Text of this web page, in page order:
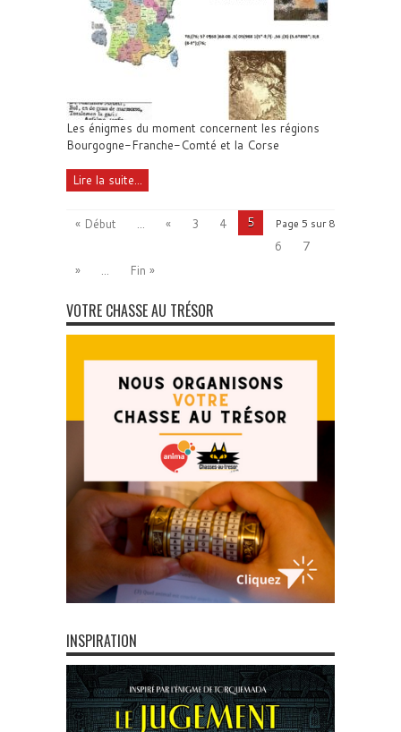
Les énigmes du moment concernent les régions
Bourgogne-Franche-Comté et la Corse
Lire la suite...
Page 5 sur 8
« Début ... « 3 4
5
6
7
»
... Fin »
VOTRE CHASSE AU TRÉSOR
INSPIRATION